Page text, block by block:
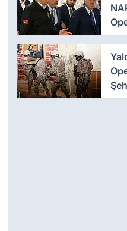
Eş